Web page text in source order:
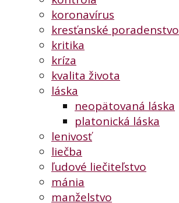
koronavírus
kresťanské poradenstvo
kritika
kríza
kvalita života
láska
neopätovaná láska
platonická láska
lenivosť
liečba
ľudové liečiteľstvo
mánia
manželstvo